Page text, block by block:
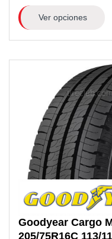
Ver opciones
Goodyear Cargo
205/75R16C 113/